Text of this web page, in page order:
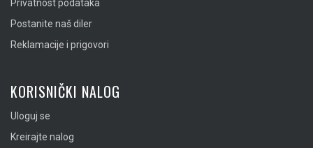
Privatnost podataka
Postanite naš diler
Reklamacije i prigovori
KORISNIČKI NALOG
Uloguj se
Kreirajte nalog